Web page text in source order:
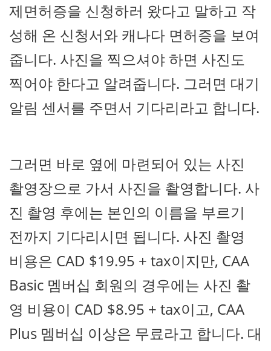
제면허증을 신청하러 왔다고 말하고 작
성해 온 신청서와 캐나다 면허증을 보여
줍니다. 사진을 찍으셔야 하면 사진도
찍어야 한다고 알려줍니다. 그러면 대기
알림 센서를 주면서 기다리라고 합니다.
그러면 바로 옆에 마련되어 있는 사진
촬영장으로 가서 사진을 촬영합니다. 사
진 촬영 후에는 본인의 이름을 부르기
전까지 기다리시면 됩니다. 사진 촬영
비용은 CAD $19.95 + tax이지만, CAA
Basic 멤버십 회원의 경우에는 사진 촬
영 비용이 CAD $8.95 + tax이고, CAA
Plus 멤버십 이상은 무료라고 합니다. 대